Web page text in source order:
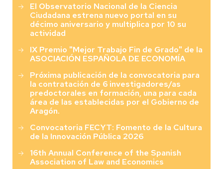
El Observatorio Nacional de la Ciencia
Ciudadana estrena nuevo portal en su
décimo aniversario y multiplica por 10 su
actividad
IX Premio "Mejor Trabajo Fin de Grado" de la
ASOCIACIÓN ESPAÑOLA DE ECONOMÍA
Próxima publicación de la convocatoria para
la contratación de 6 investigadores/as
predoctorales en formación, una para cada
área de las establecidas por el Gobierno de
Aragón.
Convocatoria FECYT: Fomento de la Cultura
de la Innovación Pública 2026
16th Annual Conference of the Spanish
Association of Law and Economics